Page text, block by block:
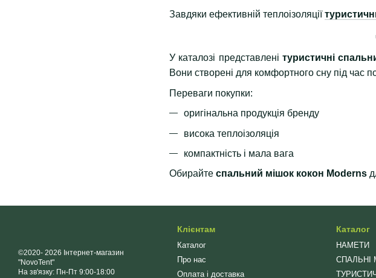
Завдяки ефективній теплоізоляції
У каталозі представлені туристичні
Вони створені для комфортного сну під час
Переваги покупки:
оригінальна продукція бренду
висока теплоізоляція
компактність і мала вага
Обирайте спальний мішок кокон Moderns
©2020- 2026 Інтернет-магазин
"NovoTent"
На зв'язку: Пн-Пт 9:00-18:00
Клієнтам
Каталог
Про нас
Оплата і доставка
Каталог
НАМЕТИ
СПАЛЬНІ